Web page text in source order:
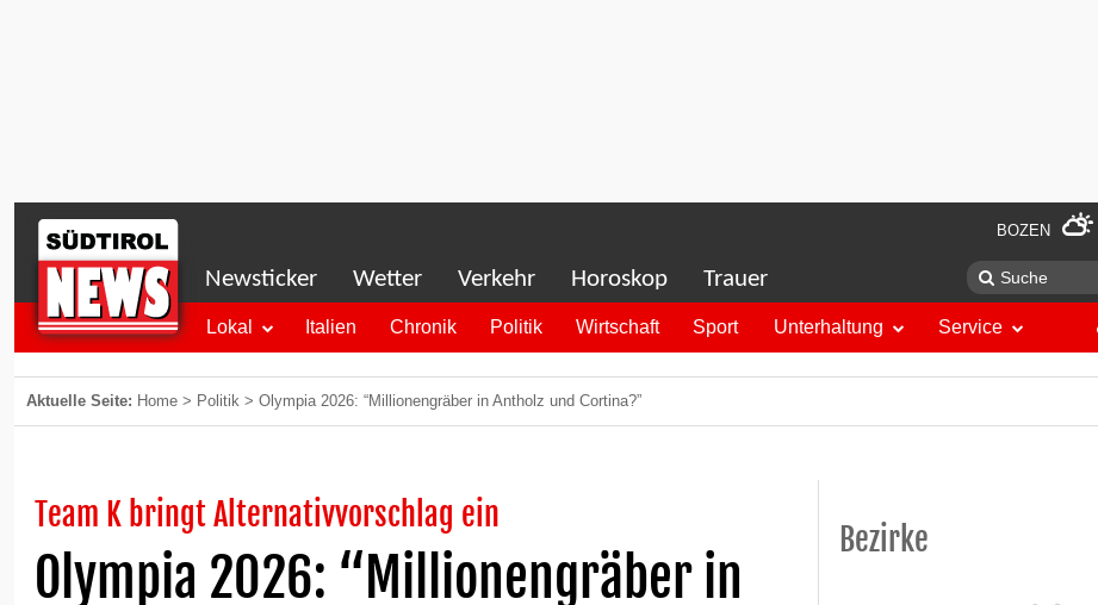
BOZEN
Newsticker Wetter Verkehr Horoskop Trauer
Lokal Italien Chronik Politik Wirtschaft Sport Unterhaltung Service
Aktuelle Seite: Home > Politik > Olympia 2026: “Millionengräber in Antholz und Cortina?”
Team K bringt Alternativvorschlag ein
Olympia 2026: “Millionengräber in
Bezirke